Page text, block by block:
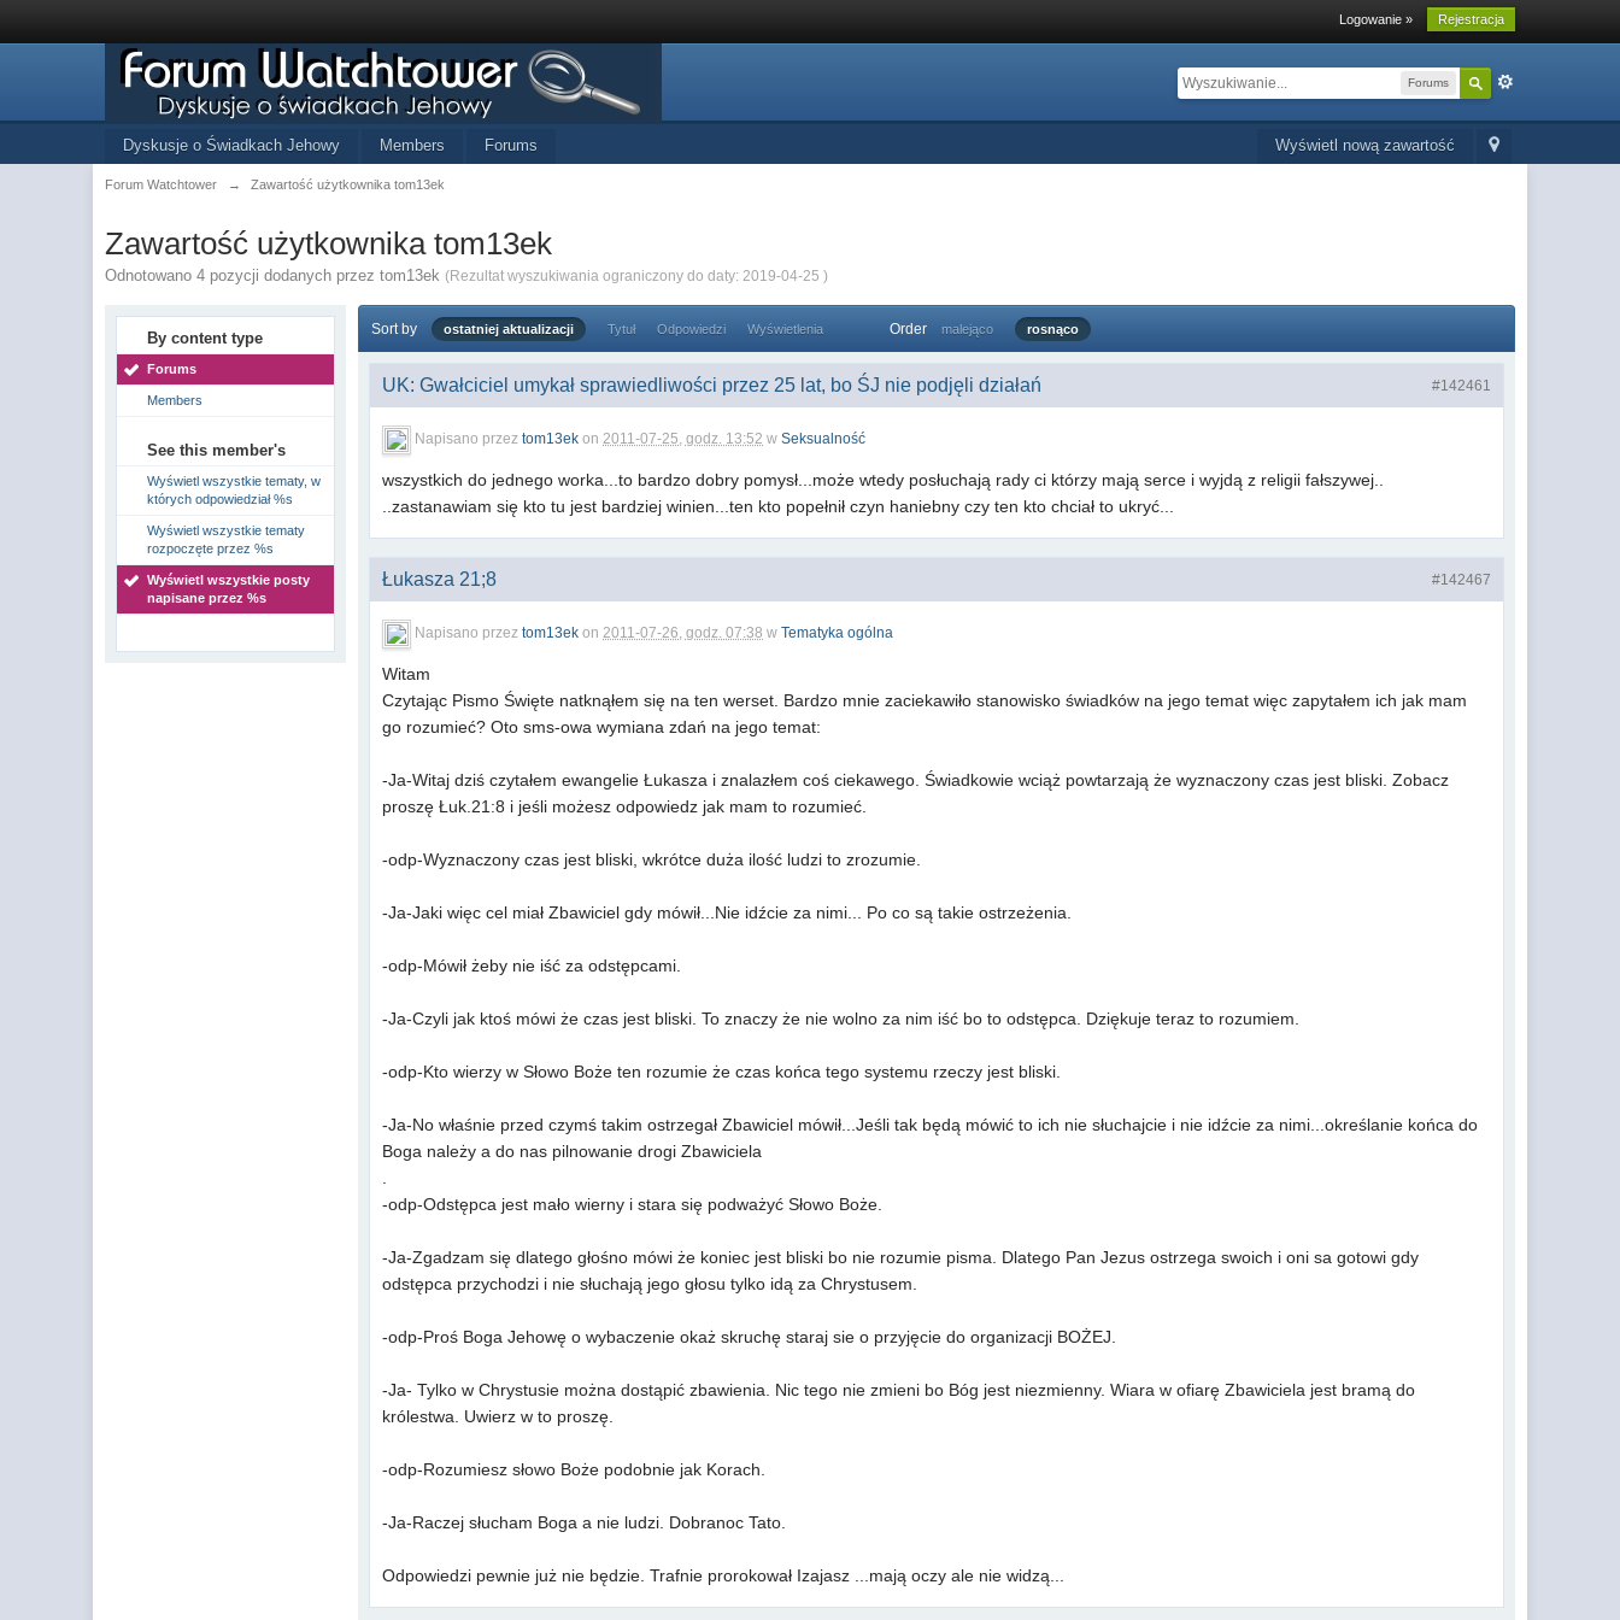
Logowanie » Rejestracja
Forums
Wyświetl nową zawartość
Dyskusje o Świadkach Jehowy Members Forums
Forum Watchtower → Zawartość użytkownika tom13ek
Zawartość użytkownika tom13ek
Odnotowano 4 pozycji dodanych przez tom13ek (Rezultat wyszukiwania ograniczony do daty: 2019-04-25 )
By content type
Forums
Members
See this member's
Wyświetl wszystkie tematy, w
których odpowiedział %s
Wyświetl wszystkie tematy
rozpoczęte przez %s
Wyświetl wszystkie posty
napisane przez %s
Sort by ostatniej aktualizacji Tytuł Odpowiedzi Wyświetlenia Order malejąco rosnąco
#142461
UK: Gwałciciel umykał sprawiedliwości przez 25 lat, bo ŚJ nie podjęli działań
Napisano przeztom13ek on2011-07-25, godz. 13:52 wSeksualność
wszystkich do jednego worka...to bardzo dobry pomysł...może wtedy posłuchają rady ci którzy mają serce i wyjdą z religii fałszywej..
..zastanawiam się kto tu jest bardziej winien...ten kto popełnił czyn haniebny czy ten kto chciał to ukryć...
#142467
Łukasza 21;8
Napisano przeztom13ek on2011-07-26, godz. 07:38 wTematyka ogólna
Witam
Czytając Pismo Święte natknąłem się na ten werset. Bardzo mnie zaciekawiło stanowisko świadków na jego temat więc zapytałem ich jak mam
go rozumieć? Oto sms-owa wymiana zdań na jego temat:
-Ja-Witaj dziś czytałem ewangelie Łukasza i znalazłem coś ciekawego. Świadkowie wciąż powtarzają że wyznaczony czas jest bliski. Zobacz
proszę Łuk.21:8 i jeśli możesz odpowiedz jak mam to rozumieć.
-odp-Wyznaczony czas jest bliski, wkrótce duża ilość ludzi to zrozumie.
-Ja-Jaki więc cel miał Zbawiciel gdy mówił...Nie idźcie za nimi... Po co są takie ostrzeżenia.
-odp-Mówił żeby nie iść za odstępcami.
-Ja-Czyli jak ktoś mówi że czas jest bliski. To znaczy że nie wolno za nim iść bo to odstępca. Dziękuje teraz to rozumiem.
-odp-Kto wierzy w Słowo Boże ten rozumie że czas końca tego systemu rzeczy jest bliski.
-Ja-No właśnie przed czymś takim ostrzegał Zbawiciel mówił...Jeśli tak będą mówić to ich nie słuchajcie i nie idźcie za nimi...określanie końca do
Boga należy a do nas pilnowanie drogi Zbawiciela
-odp-Odstępca jest mało wierny i stara się podważyć Słowo Boże.
-Ja-Zgadzam się dlatego głośno mówi że koniec jest bliski bo nie rozumie pisma. Dlatego Pan Jezus ostrzega swoich i oni sa gotowi gdy
odstępca przychodzi i nie słuchają jego głosu tylko idą za Chrystusem.
-odp-Proś Boga Jehowę o wybaczenie okaż skruchę staraj sie o przyjęcie do organizacji BOŻEJ.
-Ja- Tylko w Chrystusie można dostąpić zbawienia. Nic tego nie zmieni bo Bóg jest niezmienny. Wiara w ofiarę Zbawiciela jest bramą do
królestwa. Uwierz w to proszę.
-odp-Rozumiesz słowo Boże podobnie jak Korach.
-Ja-Raczej słucham Boga a nie ludzi. Dobranoc Tato.
Odpowiedzi pewnie już nie będzie. Trafnie prorokował Izajasz ...mają oczy ale nie widzą...